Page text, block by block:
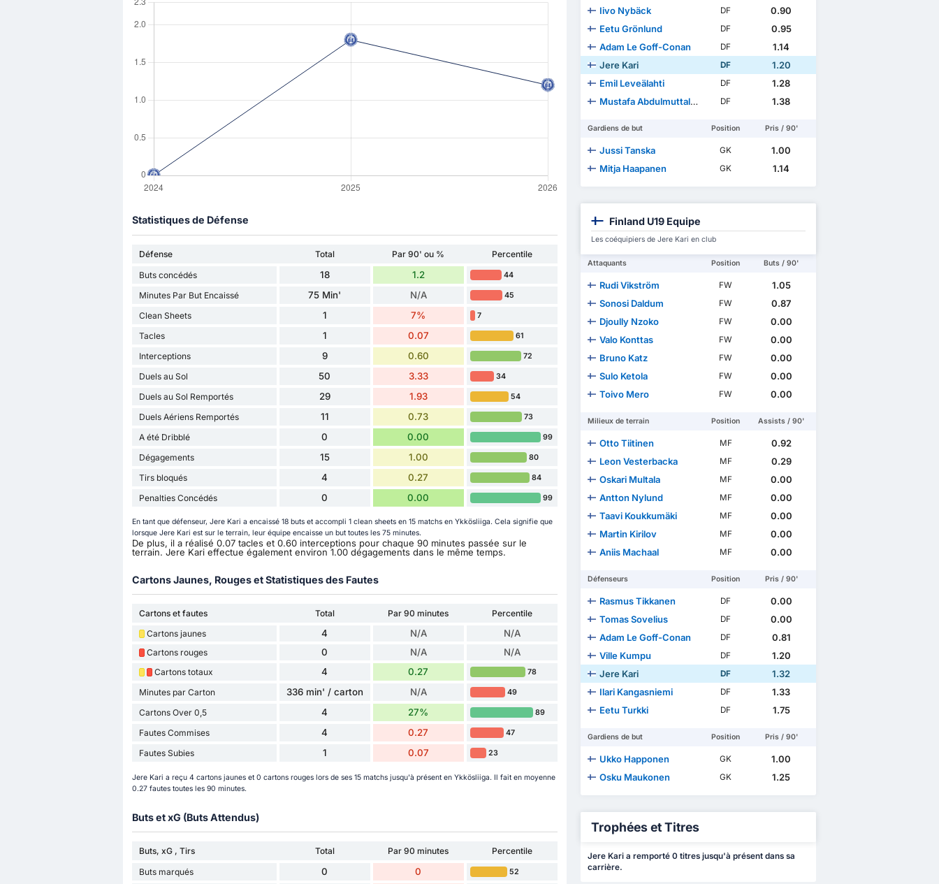
Statistiques de Défense
Défense Total Par 90' ou %
Percentile
Buts concédés
18 1.2 44
Minutes Par But Encaissé 75 Min' N/A 45
Clean Sheets 1 7% 7
Tacles 1 0.07 61
Interceptions 9 0.60 72
Duels au Sol 50 3.33 34
Duels au Sol Remportés 29 1.93 54
Duels Aériens Remportés 11 0.73 73
A été Dribblé 0 0.00 99
Dégagements 15 1.00 80
Tirs bloqués 4 0.27 84
Penalties Concédés 0 0.00 99
En tant que défenseur, Jere Kari a encaissé 18 buts et accompli 1 clean sheets en 15 matchs en Ykkösliiga. Cela signifie que
lorsque Jere Kari est sur le terrain, leur équipe encaisse un but toutes les 75 minutes.
De plus, il a réalisé 0.07 tacles et 0.60 interceptions pour chaque 90 minutes passée sur le
terrain. Jere Kari effectue également environ 1.00 dégagements dans le même temps.
Cartons Jaunes, Rouges et Statistiques des Fautes
Cartons et fautes Total Par 90 minutes
Percentile
Cartons jaunes
4 N/A N/A
Cartons rouges 0 N/A N/A
Cartons totaux 4 0.27 78
Minutes par Carton 336 min' / carton N/A 49
Cartons Over 0,5 4 27% 89
Fautes Commises 4 0.27 47
Fautes Subies 1 0.07 23
Jere Kari a reçu 4 cartons jaunes et 0 cartons rouges lors de ses 15 matchs jusqu'à présent en Ykkösliiga. Il fait en moyenne
0.27 fautes toutes les 90 minutes.
Buts et xG (Buts Attendus)
Buts, xG , Tirs Total Par 90 minutes
Percentile
Buts marqués
0 0 52
Iivo Nybäck
DF
0.90
Eetu Grönlund
DF
0.95
Adam Le Goff-Conan
DF
1.14
Jere Kari
DF
1.20
Emil Leveälahti
DF
1.28
Mustafa Abdulmuttaleb Abdulrasoul
DF 1.38
Gardiens de but Position Pris / 90'
Jussi Tanska GK
1.00
Mitja Haapanen
GK 1.14
Finland U19 Equipe
Les coéquipiers de Jere Kari en club
Attaquants Position Buts / 90'
Rudi Vikström FW
1.05
Sonosi Daldum
FW
0.87
Djoully Nzoko
FW
0.00
Valo Konttas
FW
0.00
Bruno Katz
FW
0.00
Sulo Ketola
FW
0.00
Toivo Mero
FW 0.00
Milieux de terrain Position Assists / 90'
Otto Tiitinen MF
0.92
Leon Vesterbacka
MF
0.29
Oskari Multala
MF
0.00
Antton Nylund
MF
0.00
Taavi Koukkumäki
MF
0.00
Martin Kirilov
MF
0.00
Aniis Machaal
MF 0.00
Défenseurs Position Pris / 90'
Rasmus Tikkanen DF
0.00
Tomas Sovelius
DF
0.00
Adam Le Goff-Conan
DF
0.81
Ville Kumpu
DF
1.20
Jere Kari
DF
1.32
Ilari Kangasniemi
DF
1.33
Eetu Turkki
DF 1.75
Gardiens de but Position Pris / 90'
Ukko Happonen GK
1.00
Osku Maukonen
GK 1.25
Trophées et Titres
Jere Kari a remporté 0 titres jusqu'à présent dans sa
carrière.